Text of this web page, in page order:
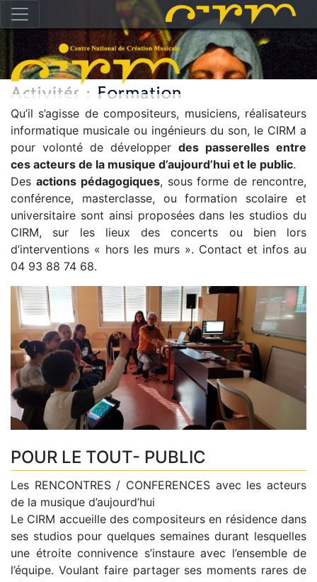
Qu’il s’agisse de compositeurs, musiciens, réalisateurs
informatique musicale ou ingénieurs du son, le CIRM a
pour volonté de développer des passerelles entre
ces acteurs de la musique d’aujourd’hui et le public.
Des actions pédagogiques, sous forme de rencontre,
conférence, masterclasse, ou formation scolaire et
universitaire sont ainsi proposées dans les studios du
CIRM, sur les lieux des concerts ou bien lors
d’interventions « hors les murs ». Contact et infos au
04 93 88 74 68.
POUR LE TOUT- PUBLIC
Les RENCONTRES / CONFERENCES avec les acteurs
de la musique d’aujourd’hui
Le CIRM accueille des compositeurs en résidence dans
ses studios pour quelques semaines durant lesquelles
une étroite connivence s’instaure avec l’ensemble de
l’équipe. Voulant faire partager ses moments rares de